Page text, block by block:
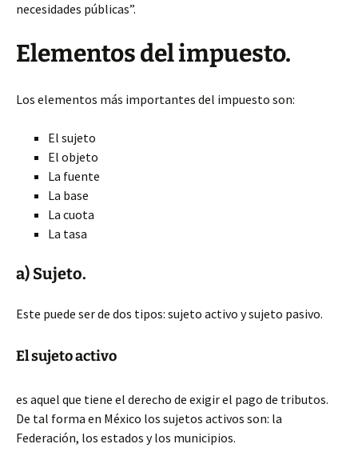
necesidades públicas”.
Elementos del impuesto.
Los elementos más importantes del impuesto son:
El sujeto
El objeto
La fuente
La base
La cuota
La tasa
a) Sujeto.
Este puede ser de dos tipos: sujeto activo y sujeto pasivo.
El sujeto activo
es aquel que tiene el derecho de exigir el pago de tributos.
De tal forma en México los sujetos activos son: la
Federación, los estados y los municipios.